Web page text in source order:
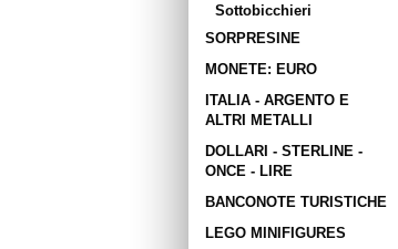
Sottobicchieri
SORPRESINE
MONETE: EURO
ITALIA - ARGENTO E
ALTRI METALLI
DOLLARI - STERLINE -
ONCE - LIRE
BANCONOTE TURISTICHE
LEGO MINIFIGURES